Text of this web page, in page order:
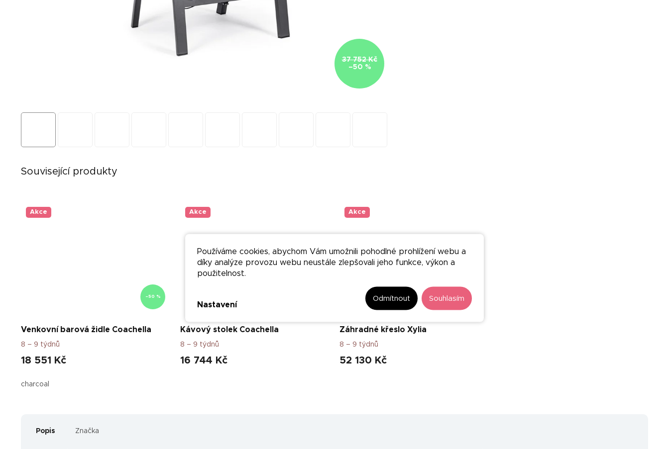
Používáme cookies, abychom Vám umožnili pohodlné prohlížení webu a
díky analýze provozu webu neustále zlepšovali jeho funkce, výkon a
použitelnost.
Nastavení
Odmítnout Souhlasím
37 752 Kč
–50 %
Související produkty
Akce
–50 %
Venkovní barová židle Coachella
8 – 9 týdnů
18 551 Kč
charcoal
Akce
Kávový stolek Coachella
8 – 9 týdnů
16 744 Kč
Akce
–50 %
Záhradné křeslo Xylia
8 – 9 týdnů
52 130 Kč
Popis Značka